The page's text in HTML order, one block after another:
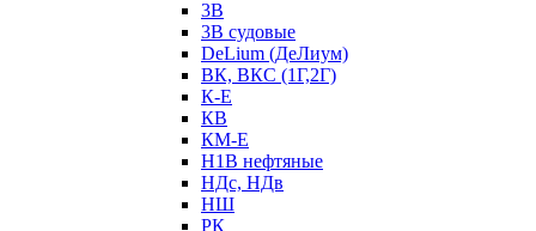
3В
3В судовые
DeLium (ДеЛиум)
ВК, ВКС (1Г,2Г)
К-Е
КВ
КМ-Е
Н1В нефтяные
НДс, НДв
НШ
РК